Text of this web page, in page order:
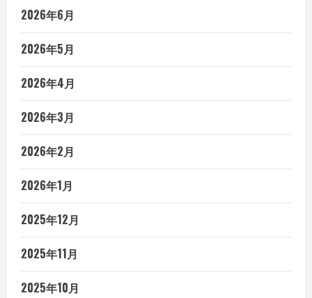
2026年6月
2026年5月
2026年4月
2026年3月
2026年2月
2026年1月
2025年12月
2025年11月
2025年10月